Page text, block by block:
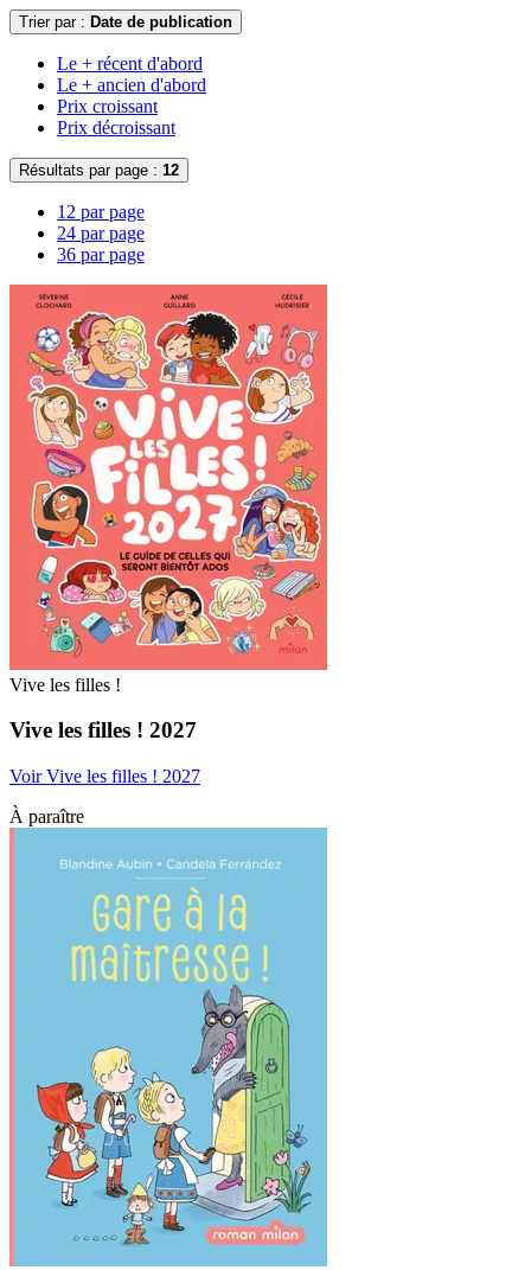
Trier par : Date de publication
Le + récent d'abord
Le + ancien d'abord
Prix croissant
Prix décroissant
Résultats par page : 12
12 par page
24 par page
36 par page
Vive les filles !
Vive les filles ! 2027
Voir Vive les filles ! 2027
À paraître